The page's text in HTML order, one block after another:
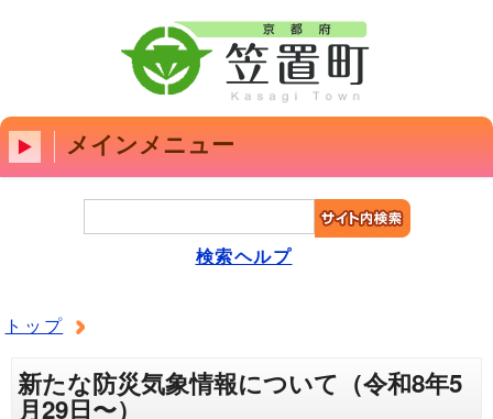
メインメニュー
検索ヘルプ
トップ
新たな防災気象情報について（令和8年5
月29日〜）